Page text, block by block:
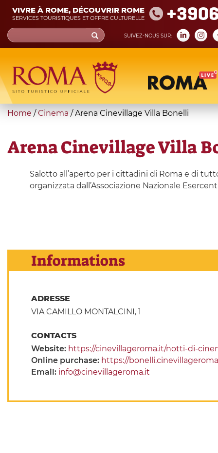
Skip
main
content
VIVRE À ROME, DÉCOUVRIR ROME
SERVICES TOURISTIQUES ET OFFRE CULTURELLE
SUIVEZ-NOUS SUR:
Search
form
Recherche
You
here
Home / Cinema /Arena Cinevillage Villa Bonelli
Arena Cinevillage Villa
Salotto all’aperto per i cittadini di Roma e di
organizzata dall’Associazione Nazionale
Informations
ADRESSE
VIA CAMILLO MONTALCINI, 1
CONTACTS
Website: https://cinevillageroma.it/notti-di-
Online purchase: https://
Email: info@cinevillageroma.it